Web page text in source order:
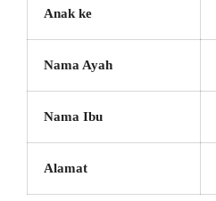
Anak ke
Nama Ayah
Nama Ibu
Alamat